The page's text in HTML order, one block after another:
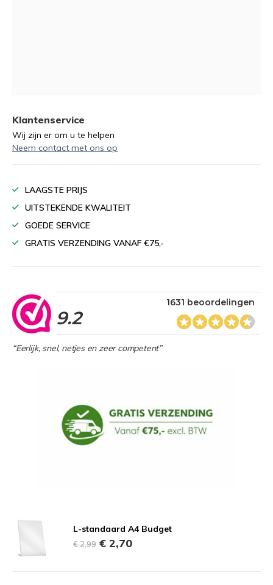
Klantenservice
Wij zijn er om u te helpen
Neem contact met ons op
LAAGSTE PRIJS
UITSTEKENDE KWALITEIT
GOEDE SERVICE
GRATIS VERZENDING VANAF €75,-
9.2
1631 beoordelingen
“Eerlijk, snel, netjes en zeer competent”
L-standaard A4 Budget
€ 2,99 € 2,70